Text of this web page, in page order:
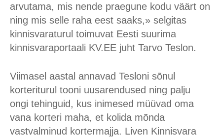
arvutama, mis nende praegune kodu väärt on
ning mis selle raha eest saaks,» selgitas
kinnisvaraturul toimuvat Eesti suurima
kinnisvaraportaali KV.EE juht Tarvo Teslon.
Viimasel aastal annavad Tesloni sõnul
korteriturul tooni uusarendused ning palju
ongi tehinguid, kus inimesed müüvad oma
vana korteri maha, et kolida mõnda
vastvalminud kortermajja. Liven Kinnisvara